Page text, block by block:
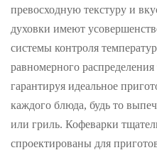
превосходную текстуру и
духовки имеют
системы контроля
равномерного распределения
гарантируя идеальное
каждого блюда, будь то
или гриль. Кофеварки
спроектированы для